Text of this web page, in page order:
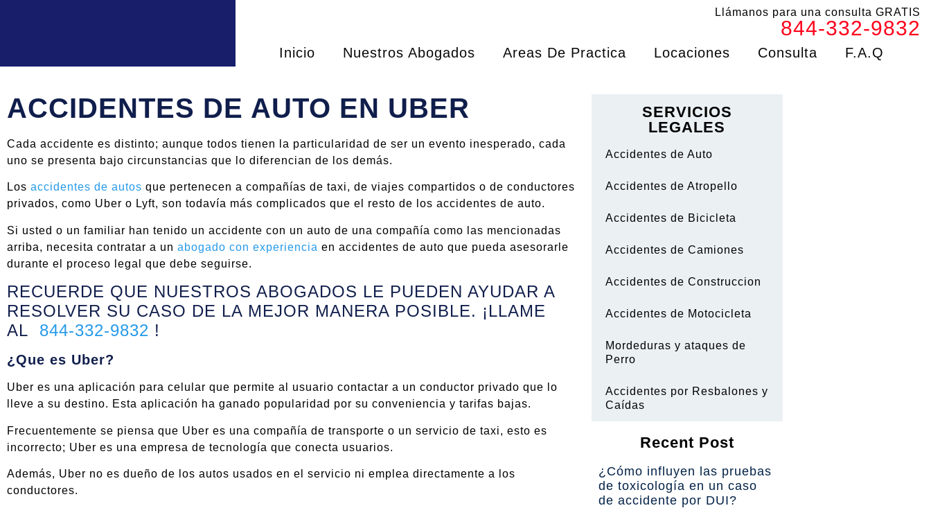
Llámanos para una consulta GRATIS
844-332-9832
Inicio Nuestros Abogados Areas De Practica Locaciones Consulta F.A.Q
ACCIDENTES DE AUTO EN UBER
Cada accidente es distinto; aunque todos tienen la particularidad de ser un evento inesperado, cada
uno se presenta bajo circunstancias que lo diferencian de los demás.
Los accidentes de autos que pertenecen a compañías de taxi, de viajes compartidos o de conductores
privados, como Uber o Lyft, son todavía más complicados que el resto de los accidentes de auto.
Si usted o un familiar han tenido un accidente con un auto de una compañía como las mencionadas
arriba, necesita contratar a un abogado con experiencia en accidentes de auto que pueda asesorarle
durante el proceso legal que debe seguirse.
RECUERDE QUE NUESTROS ABOGADOS LE PUEDEN AYUDAR A
RESOLVER SU CASO DE LA MEJOR MANERA POSIBLE. ¡LLAME
AL 844-332-9832 !
¿Que es Uber?
Uber es una aplicación para celular que permite al usuario contactar a un conductor privado que lo
lleve a su destino. Esta aplicación ha ganado popularidad por su conveniencia y tarifas bajas.
Frecuentemente se piensa que Uber es una compañía de transporte o un servicio de taxi, esto es
incorrecto; Uber es una empresa de tecnología que conecta usuarios.
Además, Uber no es dueño de los autos usados en el servicio ni emplea directamente a los
conductores.
SERVICIOS
LEGALES
Accidentes de Auto
Accidentes de Atropello
Accidentes de Bicicleta
Accidentes de Camiones
Accidentes de Construccion
Accidentes de Motocicleta
Mordeduras y ataques de
Perro
Accidentes por Resbalones y
Caídas
Recent Post
¿Cómo influyen las pruebas
de toxicología en un caso
de accidente por DUI?